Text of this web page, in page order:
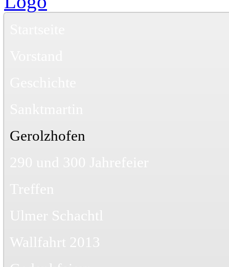
Gerolzhofen
Wallfahrt 2013